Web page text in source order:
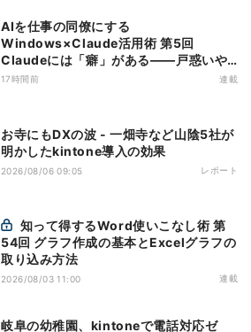
AIを仕事の同僚にする
Windows×Claude活用術 第5回
Claudeには「癖」がある――戸惑いや
すい7つの仕様
17時間前 連載
お寺にもDXの波 - 一畑寺など山陰5社が
明かしたkintone導入の効果
2026/08/06 09:05 レポート
54回 グラフ作成の基本とExcelグラフの
取り込み方法
2026/08/03 11:00 連載
岐阜の幼稚園、kintoneで電話対応ゼ